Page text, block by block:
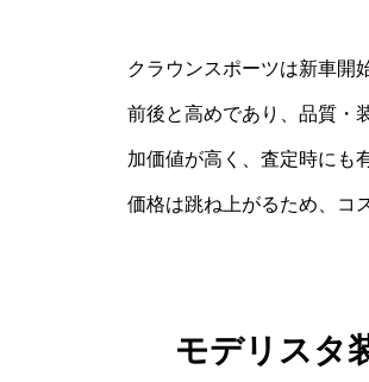
クラウンスポーツは新車開
前後と高めであり、品質・
加価値が高く、査定時にも
価格は跳ね上がるため、コ
モデリスタ